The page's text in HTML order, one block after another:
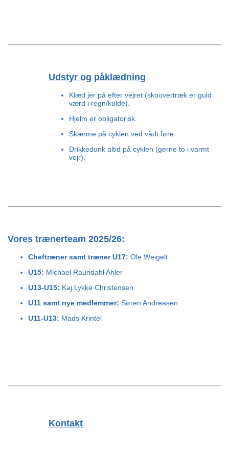
Udstyr og påklædning
Klæd jer på efter vejret (skoovertræk er guld
værd i regn/kulde).
Hjelm er obligatorisk.
Skærme på cyklen ved vådt føre.
Drikkedunk altid på cyklen (gerne to i varmt
vejr).
Vores trænerteam 2025/26:
Cheftræner samt træner U17: Ole Weigelt
U15: Michael Raundahl Ahler
U13-U15: Kaj Lykke Christensen
U11 samt nye medlemmer: Søren Andreasen
U11-U13: Mads Krintel
Kontakt